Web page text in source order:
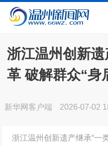
浙江温州创新
革 破解群众“身
新华网客户端 2026-07-02
浙江温州创新遗产继承“一